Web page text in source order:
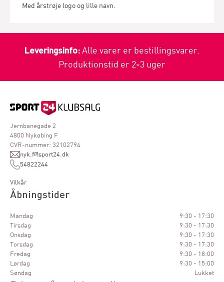
Med årstrøje logo og lille navn.
Leveringsinfo:Alle varer er bestillingsvarer.
Produktionstid er 2-3 uger
Jernbanegade 2
4800 Nykøbing F
CVR-nummer: 32102794
nyk.f@sport24.dk
54822244
Vilkår
Åbningstider
Mandag
9:30 - 17:30
Tirsdag
9:30 - 17:30
Onsdag
9:30 - 17:30
Torsdag
9:30 - 17:30
Fredag
9:30 - 18:00
Lørdag
9:30 - 15:00
Søndag
Lukket